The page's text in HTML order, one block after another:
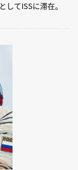
てISSに滞在。